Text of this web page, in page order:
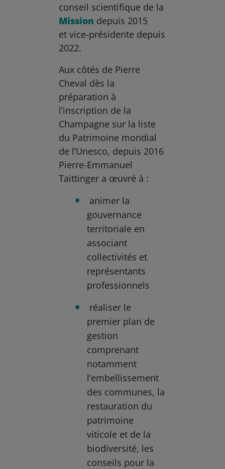
conseil scientifique de la
Mission depuis 2015
et vice-présidente depuis
2022.
Aux côtés de Pierre
Cheval dès la
préparation à
l’inscription de la
Champagne sur la liste
du Patrimoine mondial
de l’Unesco, depuis 2016
Pierre-Emmanuel
Taittinger a œuvré à :
animer la
gouvernance
territoriale en
associant
collectivités et
représentants
professionnels
réaliser le
premier plan de
gestion
comprenant
notamment
l’embellissement
des communes, la
restauration du
patrimoine
viticole et de la
biodiversité, les
conseils pour la